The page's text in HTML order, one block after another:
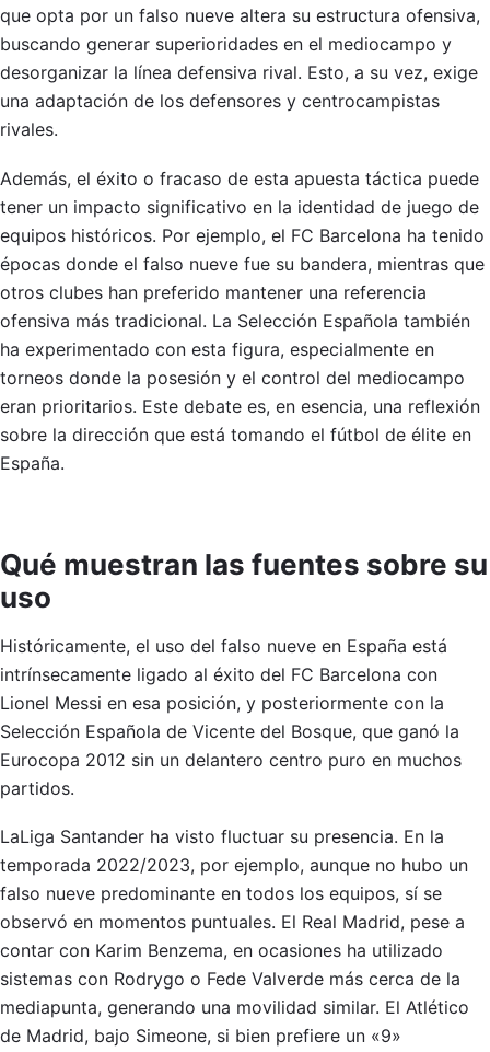
que opta por un falso nueve altera su estructura ofensiva,
buscando generar superioridades en el mediocampo y
desorganizar la línea defensiva rival. Esto, a su vez, exige
una adaptación de los defensores y centrocampistas
rivales.
Además, el éxito o fracaso de esta apuesta táctica puede
tener un impacto significativo en la identidad de juego de
equipos históricos. Por ejemplo, el FC Barcelona ha tenido
épocas donde el falso nueve fue su bandera, mientras que
otros clubes han preferido mantener una referencia
ofensiva más tradicional. La Selección Española también
ha experimentado con esta figura, especialmente en
torneos donde la posesión y el control del mediocampo
eran prioritarios. Este debate es, en esencia, una reflexión
sobre la dirección que está tomando el fútbol de élite en
España.
Qué muestran las fuentes sobre su
uso
Históricamente, el uso del falso nueve en España está
intrínsecamente ligado al éxito del FC Barcelona con
Lionel Messi en esa posición, y posteriormente con la
Selección Española de Vicente del Bosque, que ganó la
Eurocopa 2012 sin un delantero centro puro en muchos
partidos.
LaLiga Santander ha visto fluctuar su presencia. En la
temporada 2022/2023, por ejemplo, aunque no hubo un
falso nueve predominante en todos los equipos, sí se
observó en momentos puntuales. El Real Madrid, pese a
contar con Karim Benzema, en ocasiones ha utilizado
sistemas con Rodrygo o Fede Valverde más cerca de la
mediapunta, generando una movilidad similar. El Atlético
de Madrid, bajo Simeone, si bien prefiere un «9»